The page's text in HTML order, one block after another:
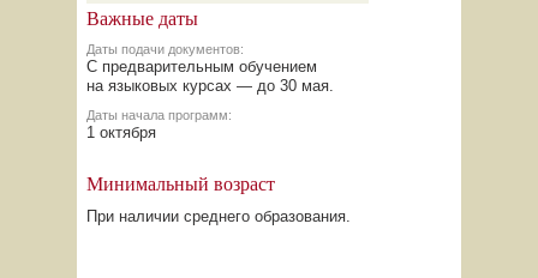
Важные даты
Даты подачи документов:
С предварительным обучением
на языковых курсах — до 30 мая.
Даты начала программ:
1 октября
Минимальный возраст
При наличии среднего образования.